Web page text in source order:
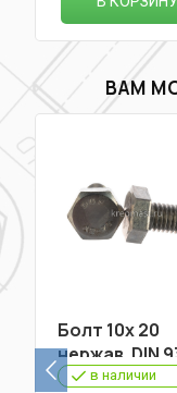
ВАМ
Болт 10х 20
нержав. DIN
A2
в наличии